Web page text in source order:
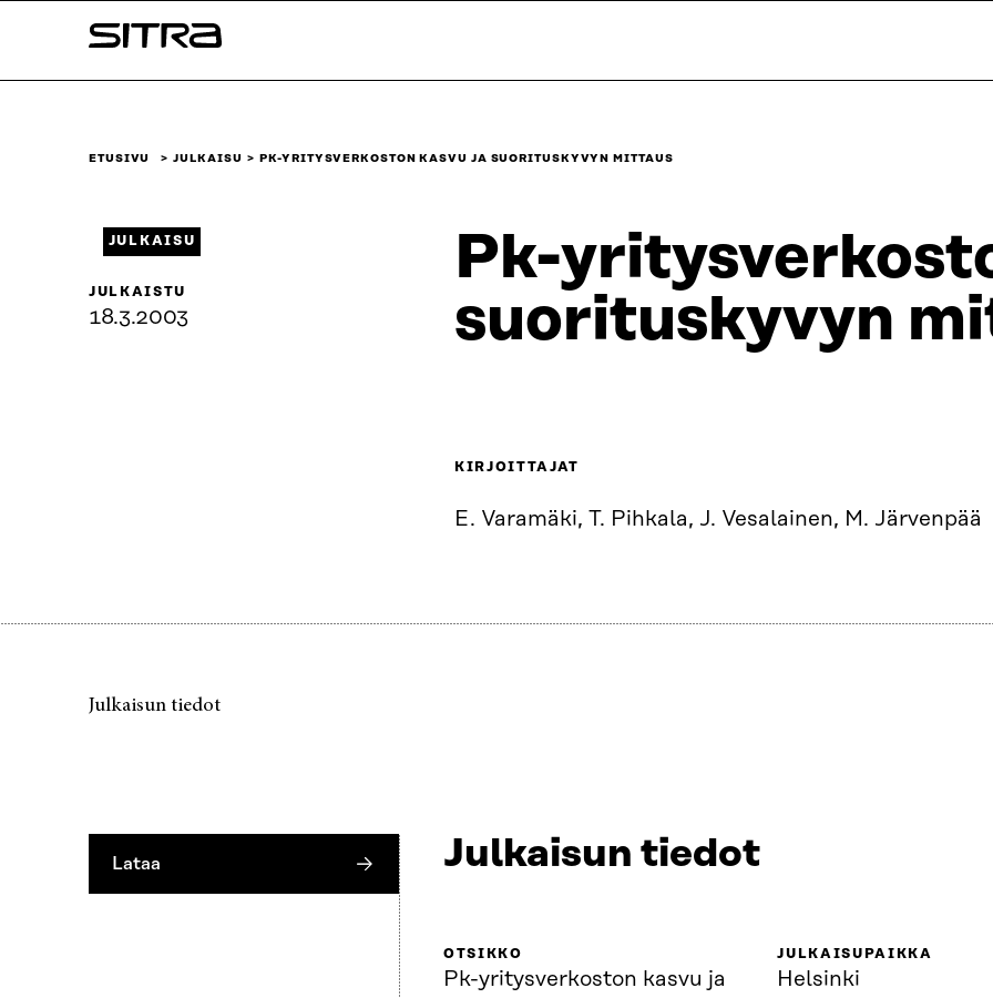
sisältöön
Sitra
ETUSIVU JULKAISU PK-YRITYSVERKOSTON KASVU JA SUORITUSKYVYN MITTAUS
Pk-
suorituskyvyn
JULKAISU
JULKAISTU
18.3.2003
KIRJOITTAJAT
E. Varamäki, T. Pihkala, J. Vesalainen, M. Järvenpää
Julkaisun tiedot
Lataa Julkaisun tiedot
OTSIKKO
Pk-yritysverkoston kasvu ja
JULKAISUPAIKKA
Helsinki